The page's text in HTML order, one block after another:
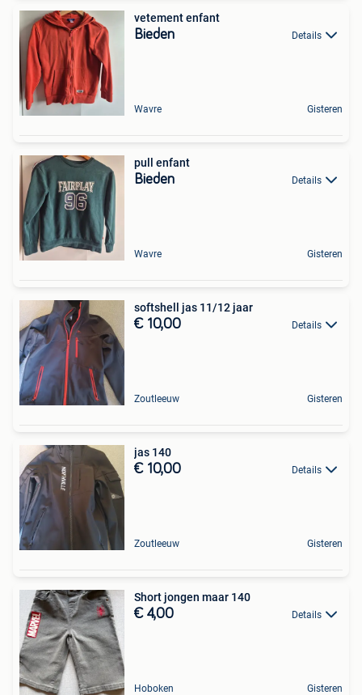
vetement enfant
Bieden Details
Wavre Gisteren
pull enfant
Bieden Details
Wavre Gisteren
softshell jas 11/12 jaar
€ 10,00 Details
Zoutleeuw Gisteren
jas 140
€ 10,00 Details
Zoutleeuw Gisteren
Short jongen maar 140
€ 4,00 Details
Hoboken Gisteren